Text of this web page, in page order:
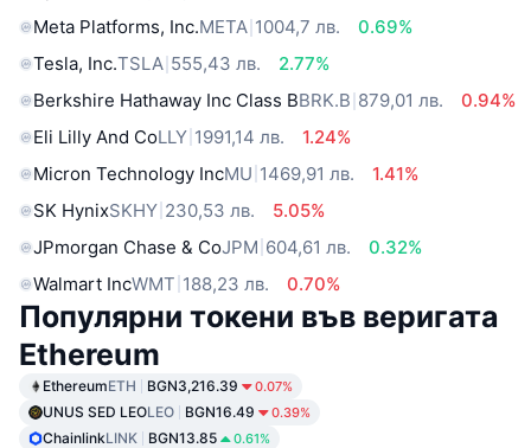
Meta Platforms, Inc.META 1004,7 лв.
0.69%
Tesla, Inc.TSLA 555,43 лв.
2.77%
Berkshire Hathaway Inc Class BBRK.B 879,01 лв.
0.94%
Eli Lilly And CoLLY 1991,14 лв.
1.24%
Micron Technology IncMU 1469,91 лв.
1.41%
SK HynixSKHY 230,53 лв.
5.05%
JPmorgan Chase & CoJPM 604,61 лв.
0.32%
Walmart IncWMT 188,23 лв. 0.70%
Популярни токени във веригата
Ethereum
EthereumETH BGN3,216.39 0.07%
UNUS SED LEOLEO BGN16.49 0.39%
ChainlinkLINK BGN13.85 0.61%